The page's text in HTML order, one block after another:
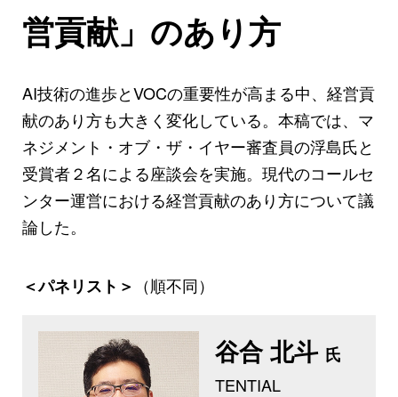
営貢献」のあり方
AI技術の進歩とVOCの重要性が高まる中、経営貢
献のあり方も大きく変化している。本稿では、マ
ネジメント・オブ・ザ・イヤー審査員の浮島氏と
受賞者２名による座談会を実施。現代のコールセ
ンター運営における経営貢献のあり方について議
論した。
＜パネリスト＞ （順不同）
谷合 北斗 氏
TENTIAL